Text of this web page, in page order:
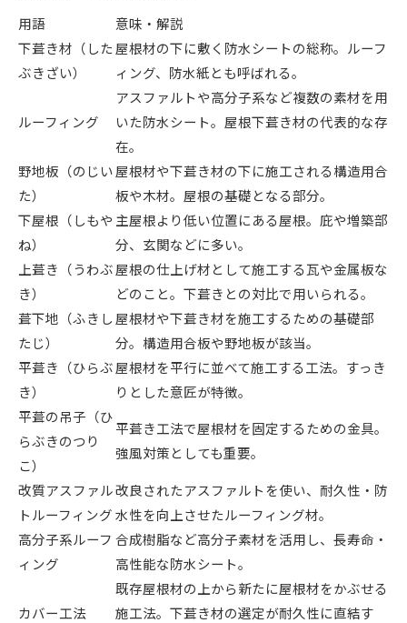
用語
意味・解説
下葺き材（した
ぶきざい）
屋根材の下に敷く防水シートの総称。ルーフ
ィング、防水紙とも呼ばれる。
ルーフィング
アスファルトや高分子系など複数の素材を用
いた防水シート。屋根下葺き材の代表的な存
在。
野地板（のじい
た）
屋根材や下葺き材の下に施工される構造用合
板や木材。屋根の基礎となる部分。
下屋根（しもや
ね）
主屋根より低い位置にある屋根。庇や増築部
分、玄関などに多い。
上葺き（うわぶ
き）
屋根の仕上げ材として施工する瓦や金属板な
どのこと。下葺きとの対比で用いられる。
葺下地（ふきし
たじ）
屋根材や下葺き材を施工するための基礎部
分。構造用合板や野地板が該当。
平葺き（ひらぶ
き）
屋根材を平行に並べて施工する工法。すっき
りとした意匠が特徴。
平葺の吊子（ひ
らぶきのつり
こ）
平葺き工法で屋根材を固定するための金具。
強風対策としても重要。
改質アスファル
トルーフィング
改良されたアスファルトを使い、耐久性・防
水性を向上させたルーフィング材。
高分子系ルーフ
ィング
合成樹脂など高分子素材を活用し、長寿命・
高性能な防水シート。
カバー工法
既存屋根材の上から新たに屋根材をかぶせる
施工法。下葺き材の選定が耐久性に直結す